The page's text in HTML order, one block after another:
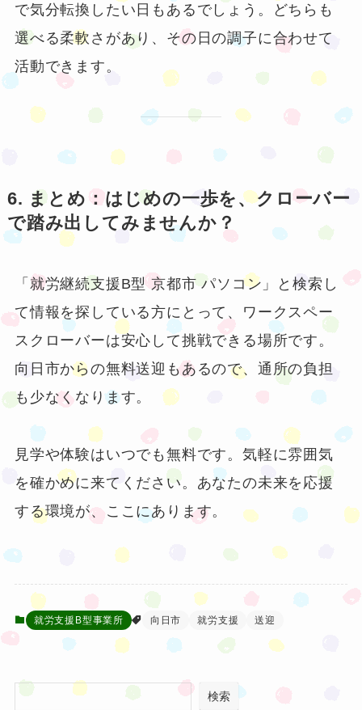
で気分転換したい日もあるでしょう。どちらも
選べる柔軟さがあり、その日の調子に合わせて
活動できます。
6. まとめ：はじめの一歩を、クローバー
で踏み出してみませんか？
「就労継続支援B型 京都市 パソコン」と検索し
て情報を探している方にとって、ワークスペー
スクローバーは安心して挑戦できる場所です。
向日市からの無料送迎もあるので、通所の負担
も少なくなります。
見学や体験はいつでも無料です。気軽に雰囲気
を確かめに来てください。あなたの未来を応援
する環境が、ここにあります。
就労支援B型事業所 向日市 就労支援 送迎
検索